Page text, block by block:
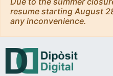
resume starting August
any inconvenience.